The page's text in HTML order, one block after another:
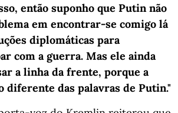
então suponho que Putin não
em encontrar-se comigo lá
diplomáticas para
com a guerra. Mas ele ainda
a linha da frente, porque a
diferente das palavras de Putin."